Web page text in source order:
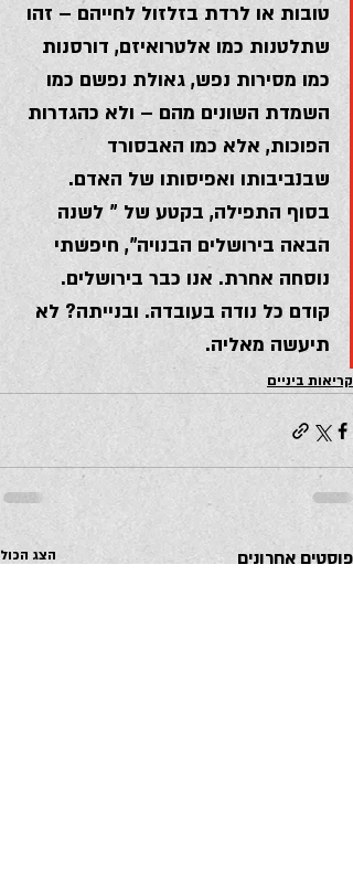
טובות או לרדת בזלזול לחייהם – זהו
שתלטנות כמו אלטרואיזם, דורסנות
כמו מסירות נפש, גאולת נפשם כמו
השמדת השונים מהם – ולא כהגדרות
הפוכות, אלא כמו האבסורד
שבנביבותו ואפיסותו של האדם.
בסוף התפילה, בקטע של ” לשנה
הבאה בירושלים הבנויה”, חיפשתי
נוסחה אחרת. אנו כבר בירושלים.
קודם כל נודה בעובדה. ובנייתה? לא
תיעשה מאליה.
קריאות ביניים
פוסטים אחרונים הצג הכול